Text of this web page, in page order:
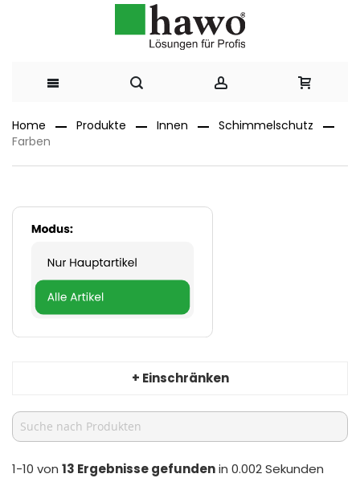
zum
Home Produkte Innen
Schimmelschutz
Farben
+ Einschränken
1-10 von 13 Ergebnisse gefundenin 0.002 Sekunden